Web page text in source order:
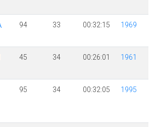
94 33 00:32:15 1969
45 34 00:26:01 1961
95 34 00:32:05 1995